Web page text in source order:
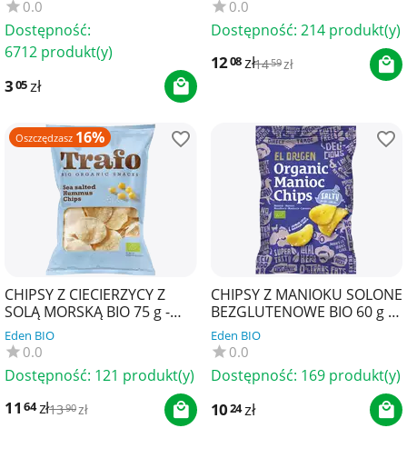
0.0
Dostępność:
6712 produkt(y)
305zł
0.0
Dostępność: 214 produkt(y)
1208zł1459zł
Oszczędzasz 16%
CHIPSY Z CIECIERZYCY Z
SOLĄ MORSKĄ BIO 75 g -
TRAFO
Eden BIO
0.0
Dostępność: 121 produkt(y)
11 64zł1390 zł
CHIPSY Z MANIOKU SOLONE
BEZGLUTENOWE BIO 60 g -
EL ORIGEN
Eden BIO
0.0
Dostępność: 169 produkt(y)
1024zł